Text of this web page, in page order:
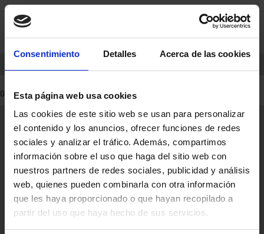
Consentimiento Detalles Acerca de las cookies
Esta página web usa cookies
Las cookies de este sitio web se usan para personalizar
el contenido y los anuncios, ofrecer funciones de redes
sociales y analizar el tráfico. Además, compartimos
información sobre el uso que haga del sitio web con
nuestros partners de redes sociales, publicidad y análisis
web, quienes pueden combinarla con otra información
que les haya proporcionado o que hayan recopilado a
partir del uso que haya hecho de sus servicios.
saltar
contenido
Saltar
men
0
0 Productos encontrados
Información General
Contacto
Preguntas Frequentes (FAQs)
Aviso Legal
Condiciones Legales